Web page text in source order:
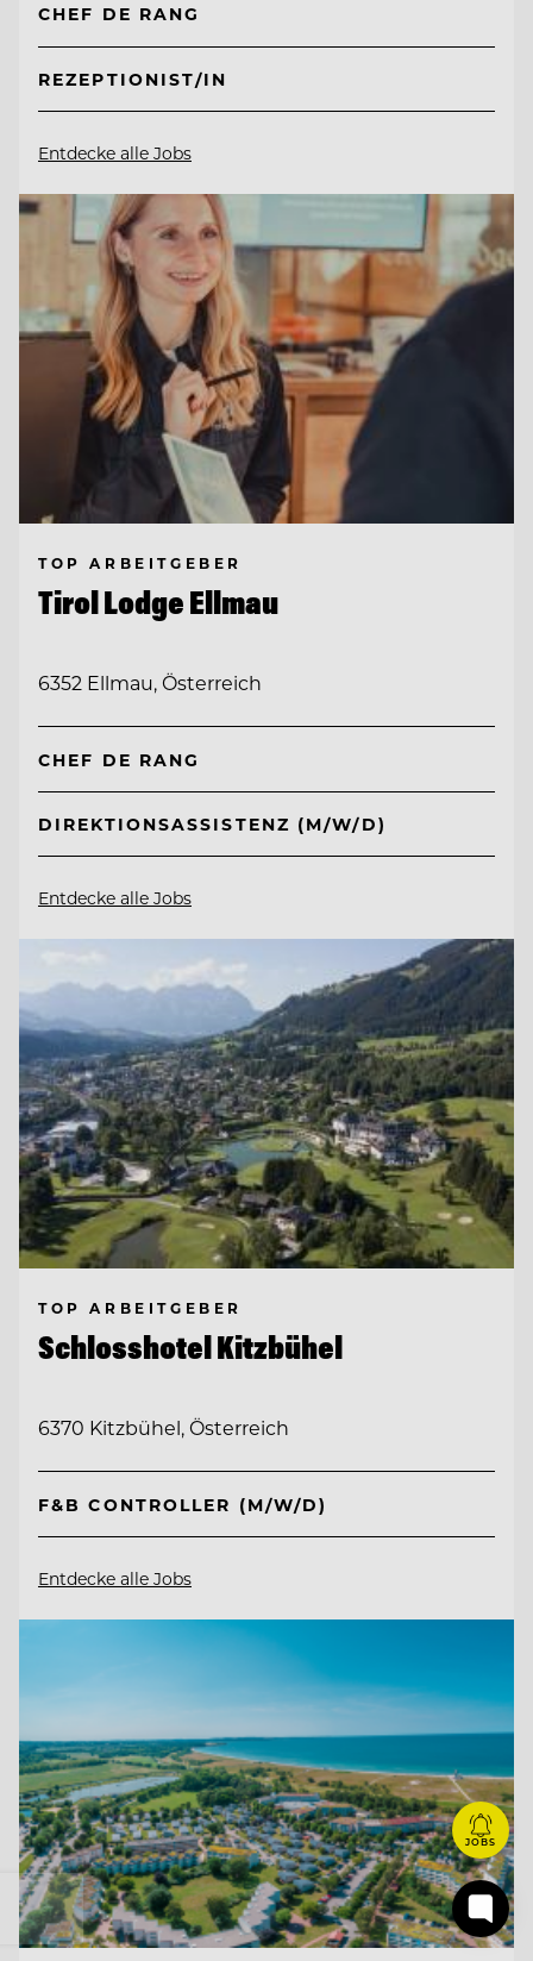
CHEF DE RANG
REZEPTIONIST/IN
Entdecke alle Jobs
TOP ARBEITGEBER
Tirol Lodge Ellmau
6352 Ellmau, Österreich
CHEF DE RANG
DIREKTIONSASSISTENZ (M/W/D)
Entdecke alle Jobs
TOP ARBEITGEBER
Schlosshotel Kitzbühel
6370 Kitzbühel, Österreich
F&B CONTROLLER (M/W/D)
Entdecke alle Jobs
JOBS